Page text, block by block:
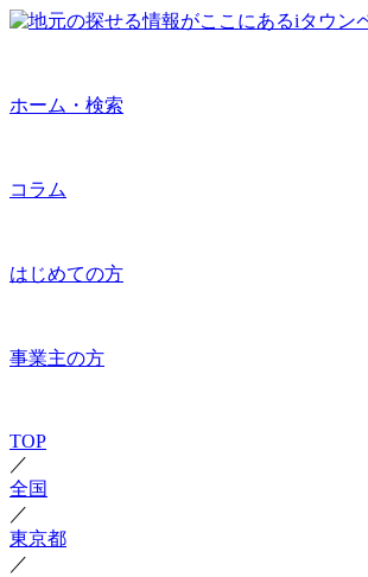
ホーム・検索
コラム
はじめての方
事業主の方
TOP
／
全国
／
東京都
／